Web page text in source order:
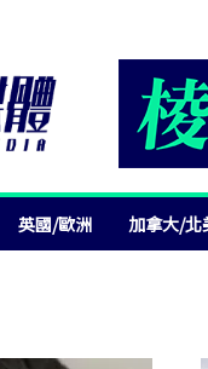
英國/歐洲 加拿大/北